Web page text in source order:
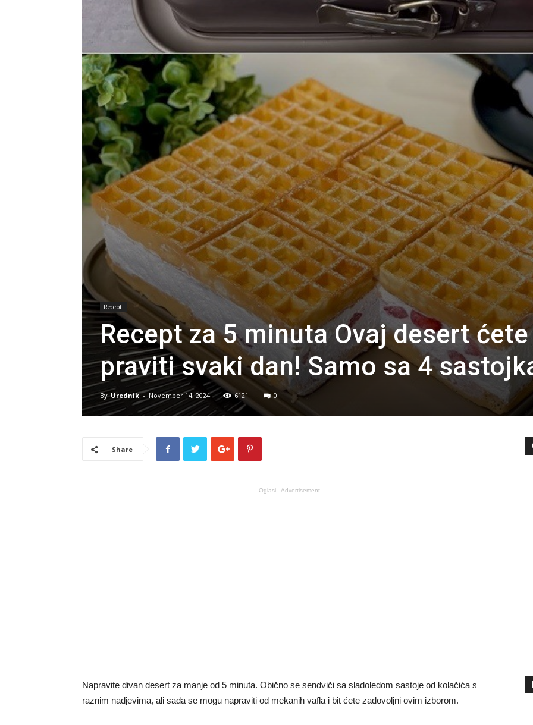
Recepti
Recept za 5 minuta Ovaj desert ćete
praviti svaki dan! Samo sa 4
By Urednik - November 14, 2024 6121 0
Share
Oglasi - Advertisement
Napravite divan desert za manje od 5 minuta. Obično se sendviči sa sladoledom sastoje od kolačića s
raznim nadjevima, ali sada se mogu napraviti od mekanih vafla i bit ćete zadovoljni ovim izborom.